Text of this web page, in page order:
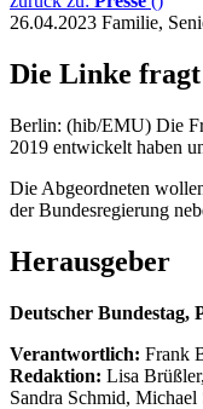
26.04.2023 Familie,
Die Linke
Berlin: (hib/EMU) Die
2019 entwickelt haben
Die Abgeordneten
der Bundesregierung
Herausgeber
Deutscher Bundestag,
Verantwortlich: Frank
Redaktion: Lisa
Sandra Schmid,